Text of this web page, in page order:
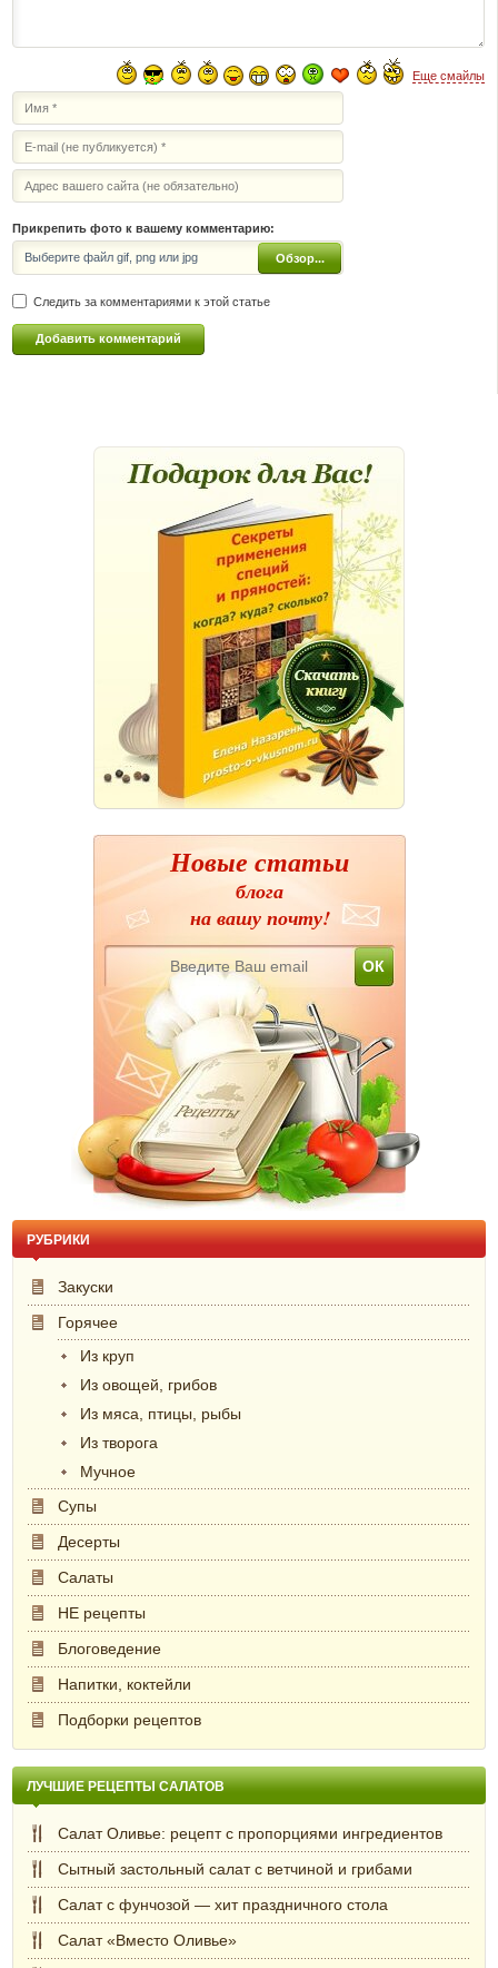
Еще смайлы
Прикрепить фото к вашему комментарию:
Выберите файл gif, png или jpg Обзор...
Следить за комментариями к этой статье
Новые статьи
блога
на вашу почту!
РУБРИКИ
Закуски
Горячее
Из круп
Из овощей, грибов
Из мяса, птицы, рыбы
Из творога
Мучное
Супы
Десерты
Салаты
НЕ рецепты
Блоговедение
Напитки, коктейли
Подборки рецептов
ЛУЧШИЕ РЕЦЕПТЫ САЛАТОВ
Салат Оливье: рецепт с пропорциями ингредиентов
Сытный застольный салат с ветчиной и грибами
Салат с фунчозой — хит праздничного стола
Салат «Вместо Оливье»